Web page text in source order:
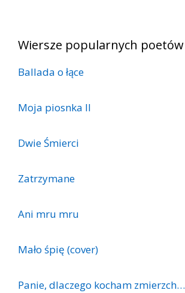
Wiersze popularnych poetów
Ballada o łące
Moja piosnka II
Dwie Śmierci
Zatrzymane
Ani mru mru
Mało śpię (cover)
Panie, dlaczego kocham zmierzch…